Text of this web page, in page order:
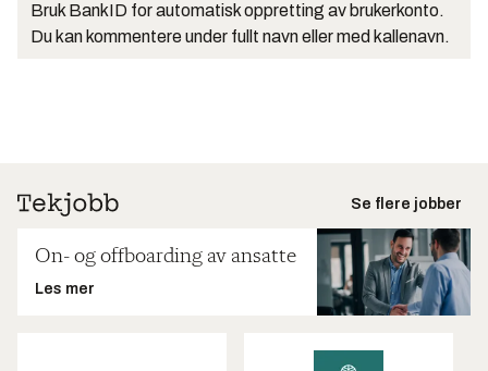
Bruk BankID for automatisk oppretting av brukerkonto.
Du kan kommentere under fullt navn eller med kallenavn.
Se flere jobber
On- og offboarding av ansatte
Les mer